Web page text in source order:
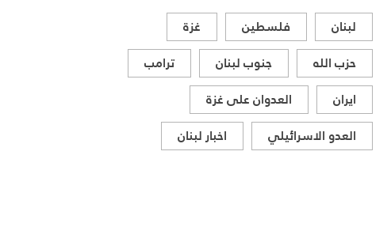
لبنان فلسطين
غزة
حزب الله
جنوب لبنان
ترامب
ايران
العدوان على غزة
العدو الاسرائيلي
اخبار لبنان